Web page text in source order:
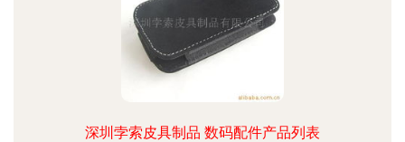
深圳孛索皮具制品 数码配件产品列表